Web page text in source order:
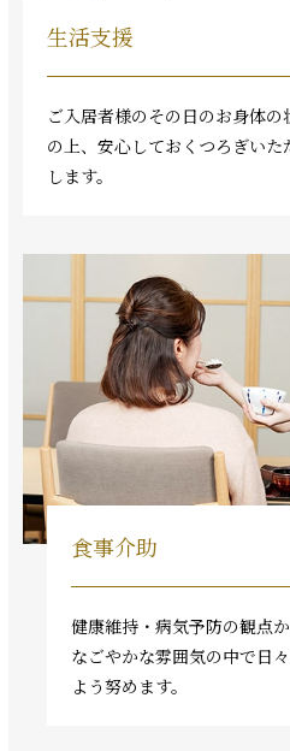
生活支援
ご入居者様のその日のお身体
の上、安心しておくつろぎい
します。
食事介助
健康維持・病気予防の観点
なごやかな雰囲気の中で日
よう努めます。